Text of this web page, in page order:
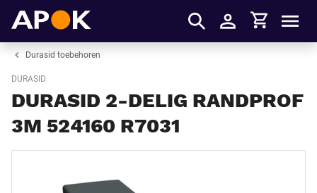
Inloggen
Winkelmandje
Durasid toebehoren
DURASID
DURASID 2-DELIG RANDPROF
3M 524160 R7031